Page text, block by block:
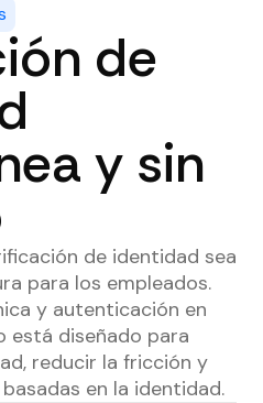
de
y sin
de identidad sea
para los empleados.
y autenticación en
está diseñado para
reducir la fricción y
en la identidad.